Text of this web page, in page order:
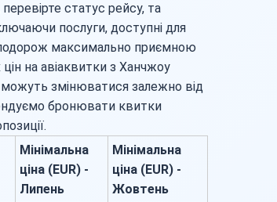
статус рейсу, та
послуги, доступні для
максимально приємною
на авіаквитки з Ханчжоу
змінюватися залежно від
бронювати квитки
Мінімальна
ціна (EUR) -
Липень
Мінімальна
ціна (EUR) -
Жовтень